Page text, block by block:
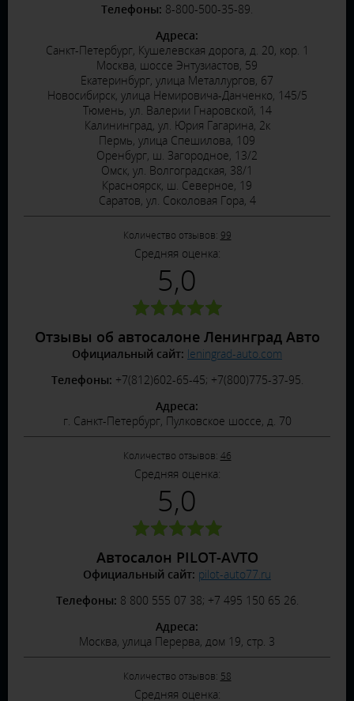
Телефоны: 8-800-500-35-89.
Адреса:
Санкт-Петербург, Кушелевская дорога, д. 20, кор. 1
Москва, шоссе Энтузиастов, 59
Екатеринбург, улица Металлургов, 67
Новосибирск, улица Немировича-Данченко, 145/5
Тюмень, ул. Валерии Гнаровской, 14
Калининград, ул. Юрия Гагарина, 2к
Пермь, улица Спешилова, 109
Оренбург, ш. Загородное, 13/2
Омск, ул. Волгоградская, 38/1
Красноярск, ш. Северное, 19
Саратов, ул. Соколовая Гора, 4
Количество отзывов: 99
Средняя оценка:
5,0
Отзывы об автосалоне Ленинград Авто
Официальный сайт: leningrad-auto.com
Телефоны: +7(812)602-65-45; +7(800)775-37-95.
Адреса:
г. Санкт-Петербург, Пулковское шоссе, д. 70
Количество отзывов: 46
Средняя оценка:
5,0
Автосалон PILOT-AVTO
Официальный сайт: pilot-auto77.ru
Телефоны: 8 800 555 07 38; +7 495 150 65 26.
Адреса:
Москва, улица Перерва, дом 19, стр. 3
Количество отзывов: 58
Средняя оценка: